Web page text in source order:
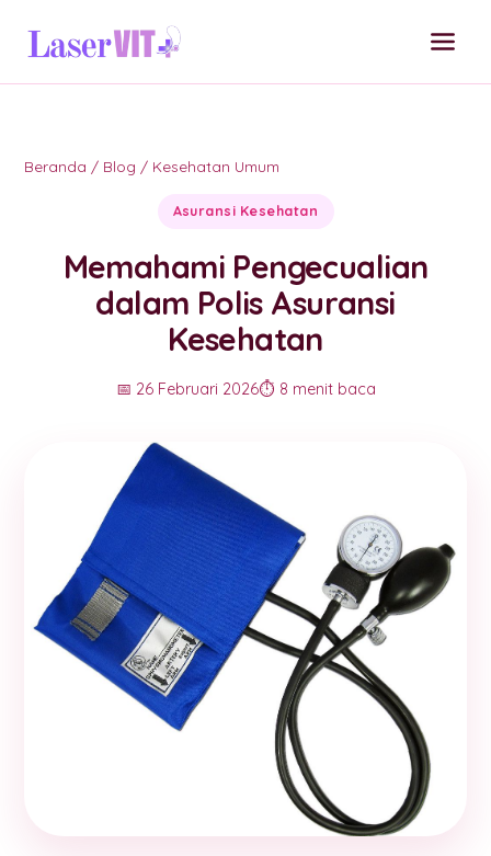
Beranda / Blog / Kesehatan Umum
Asuransi Kesehatan
Memahami Pengecualian
dalam Polis Asuransi
Kesehatan
📅 26 Februari 2026⏱️ 8 menit baca